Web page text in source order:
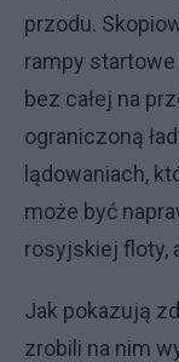
przodu.
rampy
bez całej na
ograniczoną
lądowaniach,
może być
rosyjskiej floty,
Jak pokazują
zrobili na nim